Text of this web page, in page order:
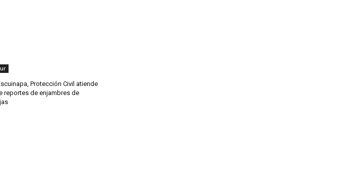
Protección Civil atiende
reportes de enjambres de